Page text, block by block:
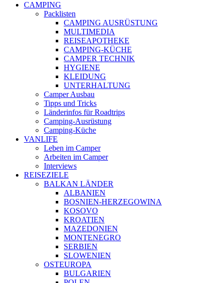
CAMPING
Packlisten
CAMPING AUSRÜSTUNG
MULTIMEDIA
REISEAPOTHEKE
CAMPING-KÜCHE
CAMPER TECHNIK
HYGIENE
KLEIDUNG
UNTERHALTUNG
Camper Ausbau
Tipps und Tricks
Länderinfos für Roadtrips
Camping-Ausrüstung
Camping-Küche
VANLIFE
Leben im Camper
Arbeiten im Camper
Interviews
REISEZIELE
BALKAN LÄNDER
ALBANIEN
BOSNIEN-HERZEGOWINA
KOSOVO
KROATIEN
MAZEDONIEN
MONTENEGRO
SERBIEN
SLOWENIEN
OSTEUROPA
BULGARIEN